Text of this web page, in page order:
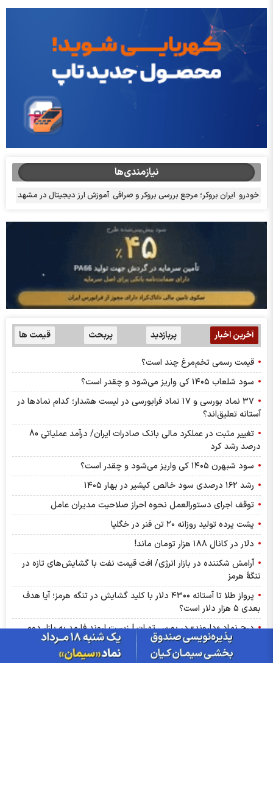
نیازمندی‌ها
خودرو ایران بروکر؛ مرجع بررسی بروکر و صرافی آموزش ارز دیجیتال در مشهد
آخرین اخبار پربازدید پربحث قیمت ها
قیمت رسمی تخم‌مرغ چند است؟
سود شلعاب ۱۴۰۵ کی واریز می‌شود و چقدر است؟
۳۷ نماد بورسی و ۱۷ نماد فرابورسی در لیست هشدار؛ کدام نماد‌ها در
آستانه تعلیق‌اند؟
تغییر مثبت در عملکرد مالی بانک صادرات ایران/ درآمد عملیاتی 80
درصد رشد کرد
سود شبهرن ۱۴۰۵ کی واریز می‌شود و چقدر است؟
رشد ۱۶۲ درصدی سود خالص کپشیر در بهار ۱۴۰۵
توقف اجرای دستورالعمل نحوه احراز صلاحیت مدیران عامل
پشت پرده تولید روزانه ۲۰ تن فنر در خگلپا
دلار در کانال ۱۸۸ هزار تومان ماند!
آرامش شکننده در بازار انرژی/ افت قیمت نفت با گشایش‌های تازه در
تنگۀ هرمز
پرواز طلا تا آستانه ۴۳۰۰ دلار با کلید گشایش در تنگه هرمز؛ آیا هدف
بعدی ۵ هزار دلار است؟
درج نماد «داروند» در بورس تهران | زیست اروند فارمد به بازار دوم
بورس پیوست
ترین‌های بورس چهارشنبه ۱۴ مردادماه ۱۴۰۵ | کدام نماد‌ها ورود پول